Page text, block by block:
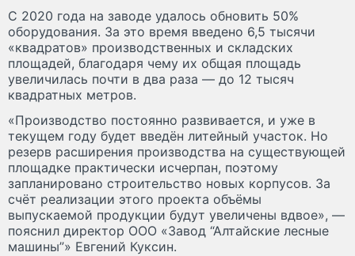
С 2020 года на заводе удалось обновить 50%
оборудования. За это время введено 6,5 тысячи
«квадратов» производственных и складских
площадей, благодаря чему их общая площадь
увеличилась почти в два раза — до 12 тысяч
квадратных метров.
«Производство постоянно развивается, и уже в
текущем году будет введён литейный участок. Но
резерв расширения производства на существующей
площадке практически исчерпан, поэтому
запланировано строительство новых корпусов. За
счёт реализации этого проекта объёмы
выпускаемой продукции будут увеличены вдвое», —
пояснил директор ООО «Завод “Алтайские лесные
машины”» Евгений Куксин.